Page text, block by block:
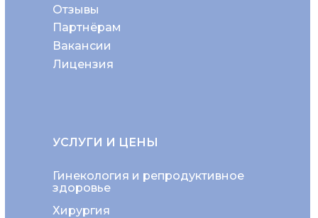
Отзывы
Партнёрам
Вакансии
Лицензия
Хирургия
Гинекология и репродуктивное
здоровье
УСЛУГИ И ЦЕНЫ